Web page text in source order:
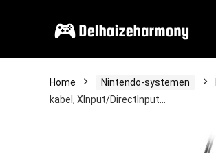
Home Nintendo-systemen
kabel, XInput/DirectInput…